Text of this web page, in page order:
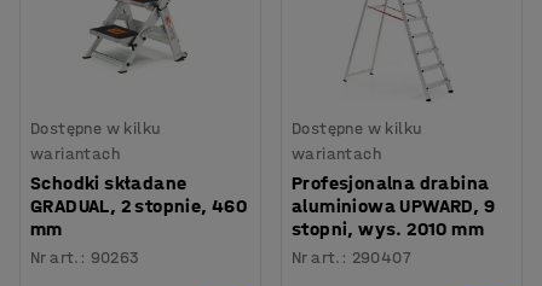
Dostępne w kilku
wariantach
Schodki składane
GRADUAL, 2 stopnie, 460
mm
Nr art. : 90263
Dostępne w kilku
wariantach
Profesjonalna drabina
aluminiowa UPWARD, 9
stopni, wys. 2010 mm
Nr art. : 290407